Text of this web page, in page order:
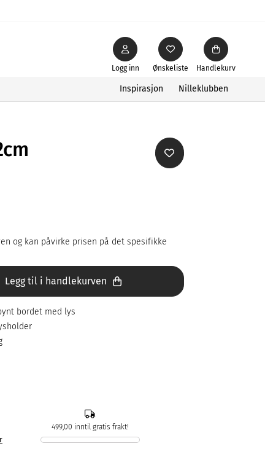
Ønskeliste
Logg inn Handlekurv
Inspirasjon Nilleklubben
og kan påvirke prisen på det spesifikke
Legg til i handlekurven
bordet med lys
499,00 inntil gratis frakt!